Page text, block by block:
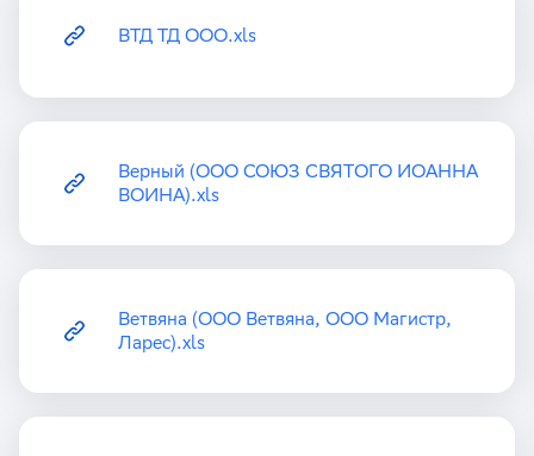
ВТД ТД ООО.xls
Верный (ООО СОЮЗ СВЯТОГО ИОАННА
ВОИНА).xls
Ветвяна (ООО Ветвяна, ООО Магистр,
Ларес).xls